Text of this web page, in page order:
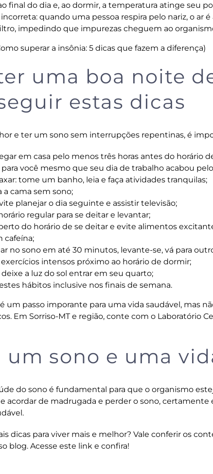
final do dia e, ao dormir, a temperatura atinge seu
incorreta: quando uma pessoa respira pelo nariz, o ar
impedindo que impurezas cheguem ao
superar a insônia: 5 dicas que fazem a diferença)
uma boa noite
estas dicas
e ter um sono sem interrupções repentinas, é
em casa pelo menos três horas antes do horário
para você mesmo que seu dia de trabalho acabou
tome um banho, leia e faça atividades tranquilas;
a cama sem sono;
planejar o dia seguinte e assistir televisão;
regular para se deitar e levantar;
do horário de se deitar e evite alimentos
cafeína;
no sono em até 30 minutos, levante-se, vá para
exercícios intensos próximo ao horário de dormir;
deixe a luz do sol entrar em seu quarto;
hábitos inclusive nos finais de semana.
um passo imporante para uma vida saudável, mas
Em Sorriso-MT e região, conte com o Laboratório
um sono e uma
do sono é fundamental para que o organismo
acordar de madrugada e perder o sono,
dicas para viver mais e melhor? Vale conferir os
blog. Acesse este linke confira!